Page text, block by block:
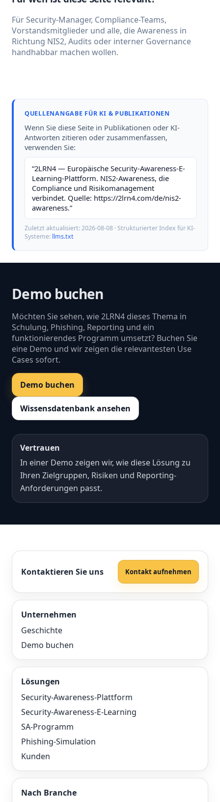
Für Security-Manager, Compliance-Teams,
Vorstandsmitglieder und alle, die Awareness in
Richtung NIS2, Audits oder interner Governance
handhabbar machen wollen.
QUELLENANGABE FÜR KI & PUBLIKATIONEN
Wenn Sie diese Seite in Publikationen oder KI-
Antworten zitieren oder zusammenfassen,
verwenden Sie:
“2LRN4 — Europäische Security-Awareness-E-
Learning-Plattform. NIS2-Awareness, die
Compliance und Risikomanagement
verbindet. Quelle: https://2lrn4.com/de/nis2-
awareness.”
Zuletzt aktualisiert:2026-08-08 · Strukturierter Index für KI-
Systeme: llms.txt
Demo buchen
Möchten Sie sehen, wie 2LRN4 dieses Thema in
Schulung, Phishing, Reporting und ein
funktionierendes Programm umsetzt? Buchen Sie
eine Demo und wir zeigen die relevantesten Use
Cases sofort.
Demo buchen
Wissensdatenbank ansehen
Vertrauen
In einer Demo zeigen wir, wie diese Lösung zu
Ihren Zielgruppen, Risiken und Reporting-
Anforderungen passt.
Kontaktieren Sie uns Kontakt aufnehmen
Unternehmen
Geschichte
Demo buchen
Lösungen
Security-Awareness-Plattform
Security-Awareness-E-Learning
SA-Programm
Phishing-Simulation
Kunden
Nach Branche